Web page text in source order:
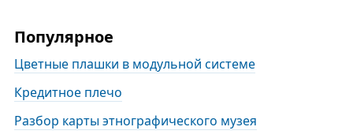
Популярное
Цветные плашки в модульной системе
Кредитное плечо
Разбор карты этнографического музея